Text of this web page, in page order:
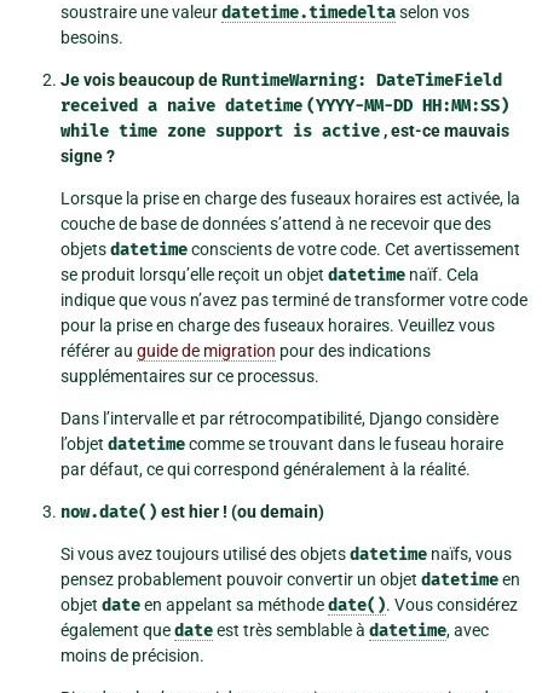
soustraire une valeurdatetime.timedeltaselon vos
besoins.
Je vois beaucoup deRuntimeWarning: DateTimeField
received a naive datetime (YYYY-MM-DD HH:MM:SS)
while time zone support is active , est-ce mauvais
signe ?
Lorsque la prise en charge des fuseaux horaires est activée, la
couche de base de données s’attend à ne recevoir que des
objetsdatetimeconscients de votre code. Cet avertissement
se produit lorsqu’elle reçoit un objet datetime naïf. Cela
indique que vous n’avez pas terminé de transformer votre code
pour la prise en charge des fuseaux horaires. Veuillez vous
référer au guide de migration pour des indications
supplémentaires sur ce processus.
Dans l’intervalle et par rétrocompatibilité, Django considère
l’objet datetimecomme se trouvant dans le fuseau horaire
par défaut, ce qui correspond généralement à la réalité.
now.date() est hier ! (ou demain)
Si vous avez toujours utilisé des objetsdatetime naïfs, vous
pensez probablement pouvoir convertir un objet datetimeen
objet dateen appelant sa méthodedate(). Vous considérez
également quedateest très semblable à datetime, avec
moins de précision.